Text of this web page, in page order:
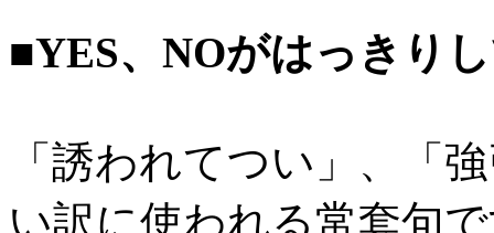
■YES、NOがはっきり
「誘われてつい」、「
い訳に使われる常套句